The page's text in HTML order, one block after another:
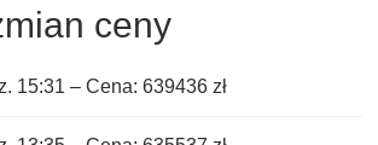
ceny
15:31 – Cena: 639436 zł